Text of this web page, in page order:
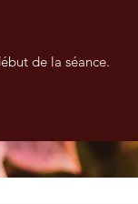
de la séance.